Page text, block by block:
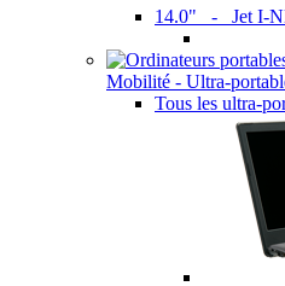
14.0" - Jet I-
Mobilité - Ultra-
Tous les ultra-